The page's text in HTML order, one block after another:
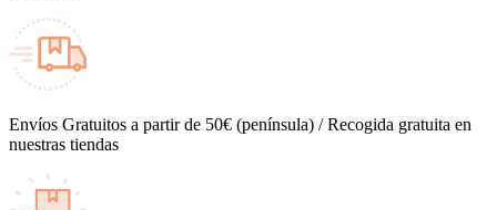
Envíos Gratuitos a partir de 50€ (península) / Recogida gratuita en
nuestras tiendas